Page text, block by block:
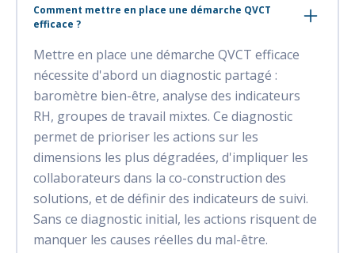
Comment mettre en place une démarche QVCT
efficace ?
Mettre en place une démarche QVCT efficace
nécessite d'abord un diagnostic partagé :
baromètre bien-être, analyse des indicateurs
RH, groupes de travail mixtes. Ce diagnostic
permet de prioriser les actions sur les
dimensions les plus dégradées, d'impliquer les
collaborateurs dans la co-construction des
solutions, et de définir des indicateurs de suivi.
Sans ce diagnostic initial, les actions risquent de
manquer les causes réelles du mal-être.